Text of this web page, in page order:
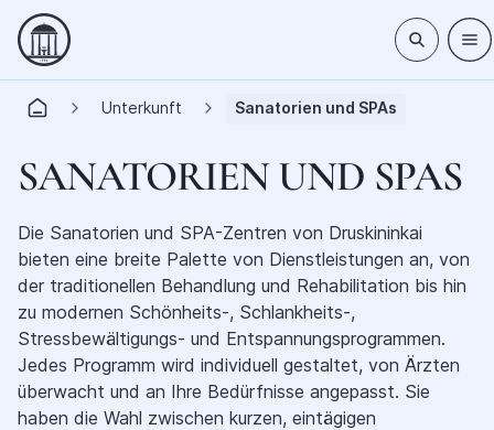
Unterkunft Sanatorien und SPAs
SANATORIEN UND SPAS
Die Sanatorien und SPA-Zentren von Druskininkai
bieten eine breite Palette von Dienstleistungen an, von
der traditionellen Behandlung und Rehabilitation bis hin
zu modernen Schönheits-, Schlankheits-,
Stressbewältigungs- und Entspannungsprogrammen.
Jedes Programm wird individuell gestaltet, von Ärzten
überwacht und an Ihre Bedürfnisse angepasst. Sie
haben die Wahl zwischen kurzen, eintägigen